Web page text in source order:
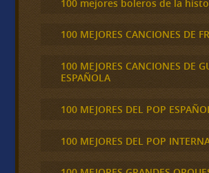
100 mejores boleros de la
100 MEJORES CANCIONES DE
100 MEJORES CANCIONES DE
ESPAÑOLA
100 MEJORES DEL POP
100 MEJORES DEL POP